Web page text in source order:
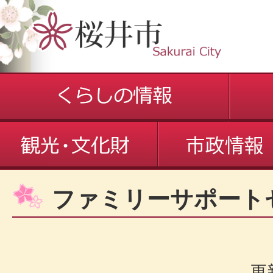
ファミリーサポート